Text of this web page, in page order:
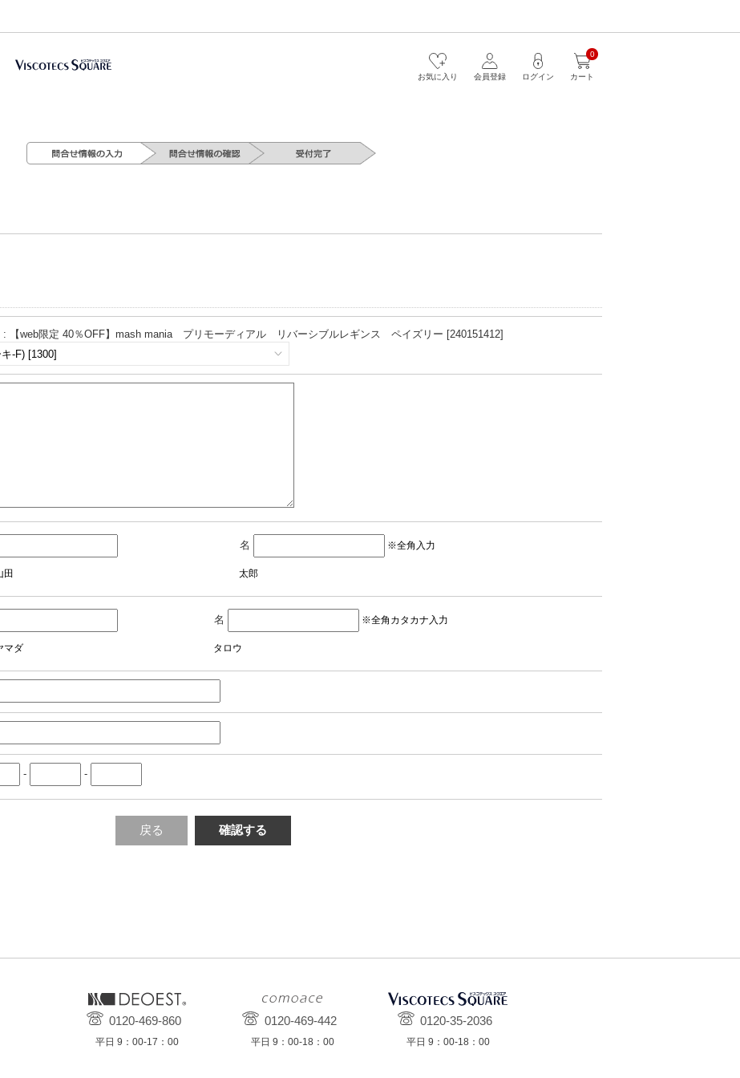
カート
0
ログイン
会員登録
お気に入り
: 【web限定 40％OFF】mash mania プリモーディアル リバーシブルレギンス ペイズリー [240151412]
名 ※全角入力
田 太郎
名 ※全角カタカナ入力
マダ タロウ
- -
戻る 確認する
0120-469-860
平日 9：00-17：00
0120-469-442
平日 9：00-18：00
0120-35-2036
平日 9：00-18：00